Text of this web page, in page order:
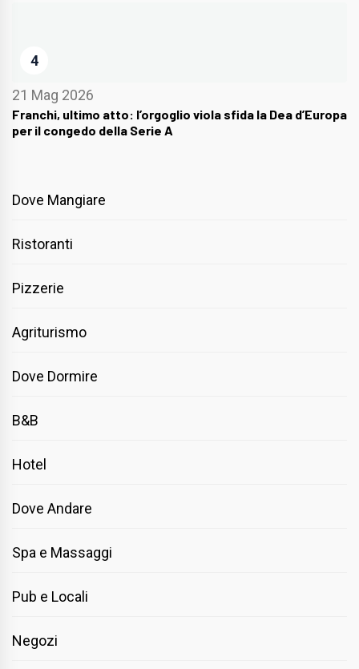
4
21 Mag 2026
Franchi, ultimo atto: l’orgoglio viola sfida la Dea d’Europa
per il congedo della Serie A
Dove Mangiare
Ristoranti
Pizzerie
Agriturismo
Dove Dormire
B&B
Hotel
Dove Andare
Spa e Massaggi
Pub e Locali
Negozi